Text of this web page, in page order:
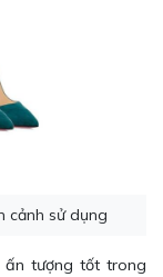
cảnh sử dụng
tượng tốt trong